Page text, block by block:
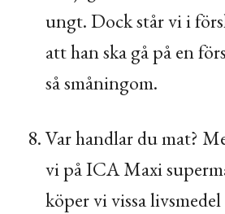
ungt. Dock står vi i
att han ska gå på en
så småningom.
Var handlar du mat?
vi påICAMaxi
köper vi vissa